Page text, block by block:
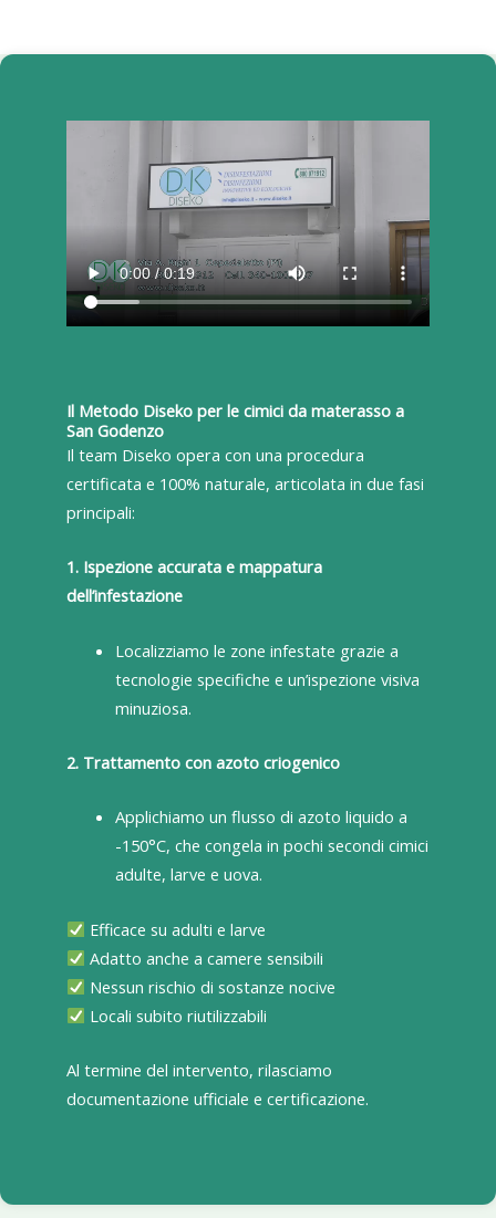
Il Metodo Diseko per le cimici da materasso a
San Godenzo
Il team Diseko opera con una procedura
certificata e 100% naturale, articolata in due fasi
principali:
1. Ispezione accurata e mappatura
dell’infestazione
Localizziamo le zone infestate grazie a
tecnologie specifiche e un’ispezione visiva
minuziosa.
2. Trattamento con azoto criogenico
Applichiamo un flusso di azoto liquido a
-150°C, che congela in pochi secondi cimici
adulte, larve e uova.
Efficace su adulti e larve
Adatto anche a camere sensibili
Nessun rischio di sostanze nocive
Locali subito riutilizzabili
Al termine del intervento, rilasciamo
documentazione ufficiale e certificazione.